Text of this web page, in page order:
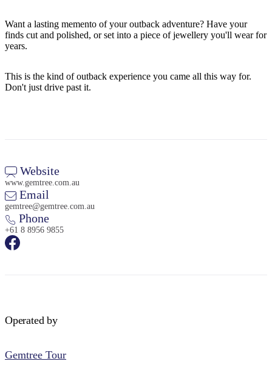
Want a lasting memento of your outback adventure? Have your
finds cut and polished, or set into a piece of jewellery you'll wear for
years.
This is the kind of outback experience you came all this way for.
Don't just drive past it.
Website
www.gemtree.com.au
Email
gemtree@gemtree.com.au
Phone
+61 8 8956 9855
Operated by
Gemtree Tour